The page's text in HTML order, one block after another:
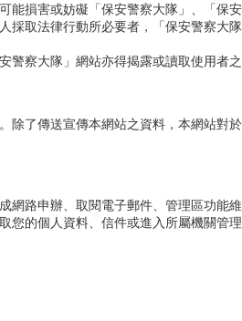
能損害或妨礙「保安警察大隊」、「保
採取法律行動所必要者，「保安警察大
察大隊」網站亦得揭露或讀取使用者之
除了傳送宣傳本網站之資料，本網站對
網路申辦、取閱電子郵件、管理區功能
的個人資料、信件或進入所屬機關管理